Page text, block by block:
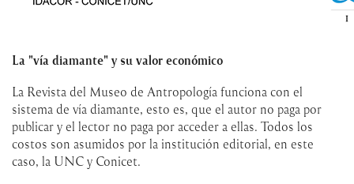
La "vía diamante" y su valor económico
La Revista del Museo de Antropología funciona con el
sistema de vía diamante, esto es, que el autor no paga por
publicar y el lector no paga por acceder a ellas. Todos los
costos son asumidos por la institución editorial, en este
caso, la UNC y Conicet.